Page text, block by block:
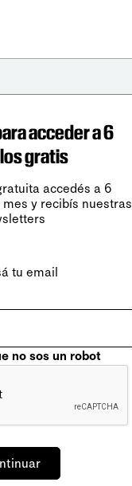
acceder a 6
gratis
accedés a 6
y recibís nuestras
tu email
no sos un robot